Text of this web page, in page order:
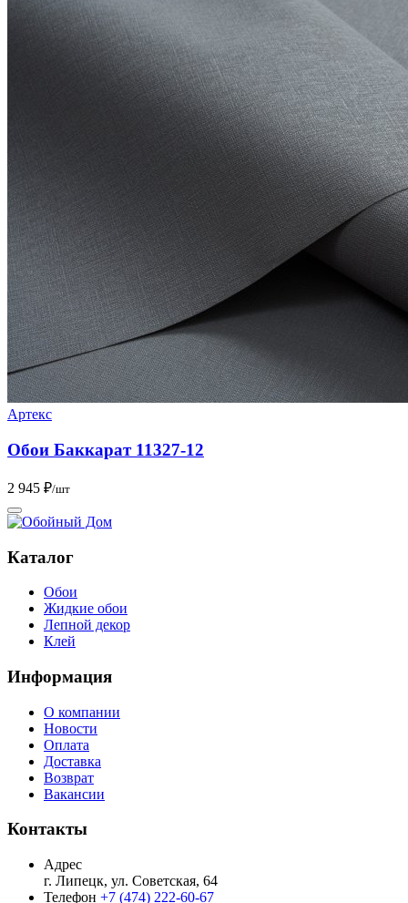
Артекс
Обои Баккарат 11327-12
2 945 ₽/шт
Каталог
Обои
Жидкие обои
Лепной декор
Клей
Информация
О компании
Новости
Оплата
Доставка
Возврат
Вакансии
Контакты
Адрес
г. Липецк, ул. Советская, 64
Телефон +7 (474) 222-60-67